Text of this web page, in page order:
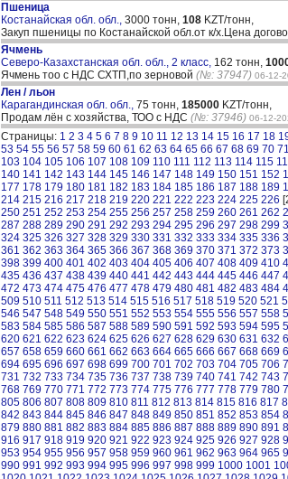
Пшеница
Костанайская обл. обл., 3000 тонн, 108 KZT/тонн,
Закуп пшеницы по Костанайской обл.от к/х.Цена
Ячмень
Северо-Казахстанская обл. обл., 2 класс, 162 тонн,
Ячмень тоо с НДС СХТП,по зерновой (№: 37947) 06-12-
Лен / льон
Карагандинская обл. обл., 75 тонн, 185000 KZT/тонн,
Продам лён с хозяйства, ТОО с НДС (№: 37946) 06-12-
Страницы: 1 2 3 4 5 6 7 8 9 10 11 12 13 14 15 16 17 18
53 54 55 56 57 58 59 60 61 62 63 64 65 66 67 68 69 70 71
103 104 105 106 107 108 109 110 111 112 113 114 115
140 141 142 143 144 145 146 147 148 149 150 151 152
177 178 179 180 181 182 183 184 185 186 187 188 189
214 215 216 217 218 219 220 221 222 223 224 225 226
250 251 252 253 254 255 256 257 258 259 260 261 262
287 288 289 290 291 292 293 294 295 296 297 298 299
324 325 326 327 328 329 330 331 332 333 334 335 336
361 362 363 364 365 366 367 368 369 370 371 372 373
398 399 400 401 402 403 404 405 406 407 408 409 410
435 436 437 438 439 440 441 442 443 444 445 446 447
472 473 474 475 476 477 478 479 480 481 482 483 484
509 510 511 512 513 514 515 516 517 518 519 520 521
546 547 548 549 550 551 552 553 554 555 556 557 558
583 584 585 586 587 588 589 590 591 592 593 594 595
620 621 622 623 624 625 626 627 628 629 630 631 632
657 658 659 660 661 662 663 664 665 666 667 668 669
694 695 696 697 698 699 700 701 702 703 704 705 706
731 732 733 734 735 736 737 738 739 740 741 742 743
768 769 770 771 772 773 774 775 776 777 778 779 780
805 806 807 808 809 810 811 812 813 814 815 816 817
842 843 844 845 846 847 848 849 850 851 852 853 854
879 880 881 882 883 884 885 886 887 888 889 890 891
916 917 918 919 920 921 922 923 924 925 926 927 928
953 954 955 956 957 958 959 960 961 962 963 964 965
990 991 992 993 994 995 996 997 998 999 1000 1001